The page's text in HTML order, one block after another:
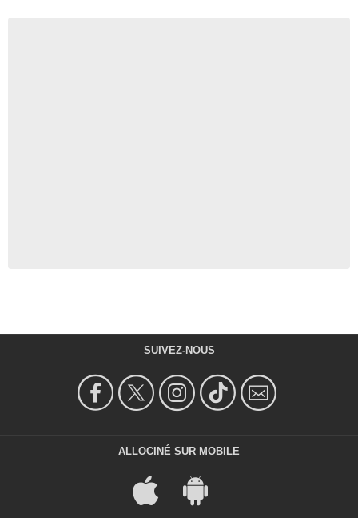
SUIVEZ-NOUS
ALLOCINÉ SUR MOBILE